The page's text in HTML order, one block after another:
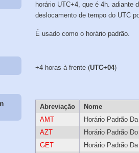
horário UTC+4, que é 4h. adiante
deslocamento de tempo do UTC
É usado como o horário padrão.
+4 horas à frente (UTC+04)
Abreviação
Nome
AMT
Horário Padrão
AZT
Horário Padrão
GET
Horário Padrão